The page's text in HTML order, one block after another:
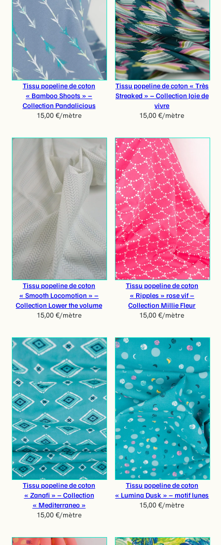
Tissu popeline de coton
« Bamboo Shoots » –
Collection Pandalicious
15,00 €/mètre
Tissu popeline de coton « Très
Streaked » – Collection Joie de
vivre
15,00€/mètre
Tissu popeline de coton
« Smooth Locomotion » –
Collection Lower the volume
15,00 €/mètre
Tissu popeline de coton
« Ripples » rose vif –
Collection Millie Fleur
15,00€/mètre
Tissu popeline de coton
« Zanafi » – Collection
« Mediterraneo »
15,00 €/mètre
Tissu popeline de coton
« Lumina Dusk » – motif lunes
15,00€/mètre